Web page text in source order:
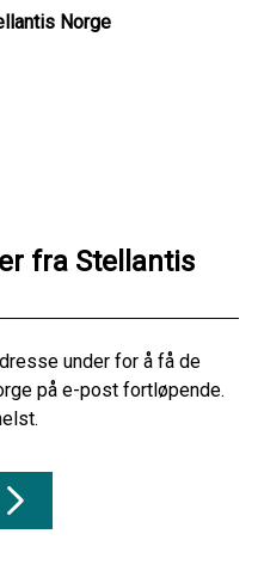
Norge
fra Stellantis
under for å få de
på e-post fortløpende.